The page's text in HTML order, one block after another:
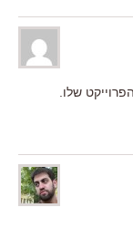
שלו.